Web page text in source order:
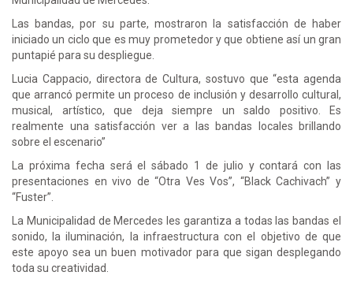
Las bandas, por su parte, mostraron la satisfacción de haber
iniciado un ciclo que es muy prometedor y que obtiene así un gran
puntapié para su despliegue.
Lucia Cappacio, directora de Cultura, sostuvo que “esta agenda
que arrancó permite un proceso de inclusión y desarrollo cultural,
musical, artístico, que deja siempre un saldo positivo. Es
realmente una satisfacción ver a las bandas locales brillando
sobre el escenario”
La próxima fecha será el sábado 1 de julio y contará con las
presentaciones en vivo de “Otra Ves Vos”, “Black Cachivach” y
“Fuster”.
La Municipalidad de Mercedes les garantiza a todas las bandas el
sonido, la iluminación, la infraestructura con el objetivo de que
este apoyo sea un buen motivador para que sigan desplegando
toda su creatividad.